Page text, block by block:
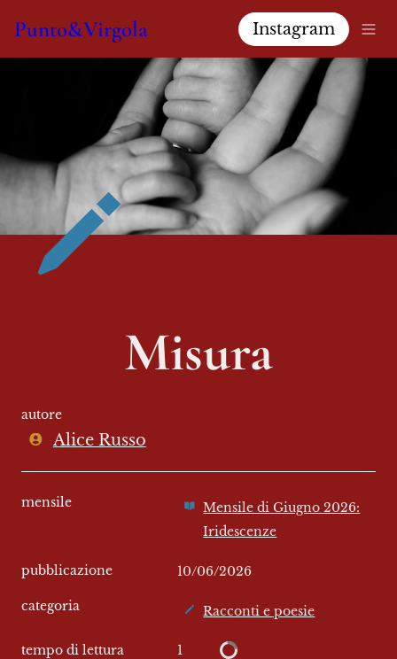
Punto&Virgola Instagram
Misura
autore
Alice Russo
mensile
Mensile di Giugno 2026:
Iridescenze
pubblicazione 10/06/2026
categoria Racconti e poesie
tempo di lettura 1